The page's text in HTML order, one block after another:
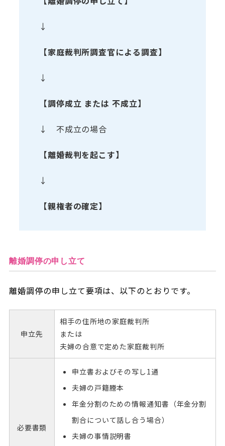
↓
【家庭裁判所調査官による調査】
↓
【調停成立 または 不成立】
↓ 不成立の場合
【離婚裁判を起こす】
↓
【親権者の確定】
離婚調停の申し立て
離婚調停の申し立て要項は、以下のとおりです。
申立先
相手の住所地の家庭裁判所
または
夫婦の合意で定めた家庭裁判所
必要書類
申立書およびその写し1通
夫婦の戸籍謄本
年金分割のための情報通知書（年金分割
割合について話し合う場合）
夫婦の事情説明書